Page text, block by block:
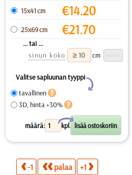
15x41 cm €14.20
25x69 cm €21.70
... tai ...
sinun koko
cm
Valitse sapluunan tyyppi
Y
tavallinen
3D, hinta +30%
määrä: kpl.
X
-1 palaa +1